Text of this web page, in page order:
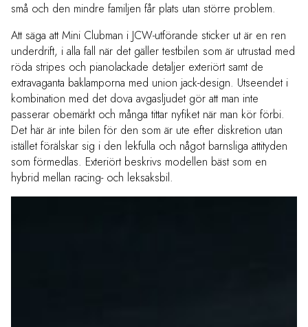
små och den mindre familjen får plats utan större problem.
Att säga att Mini Clubman i JCW-utförande sticker ut är en ren
underdrift, i alla fall när det gäller testbilen som är utrustad med
röda stripes och pianolackade detaljer exteriört samt de
extravaganta baklamporna med union jack-design. Utseendet i
kombination med det dova avgasljudet gör att man inte
passerar obemärkt och många tittar nyfiket när man kör förbi.
Det här är inte bilen för den som är ute efter diskretion utan
istället förälskar sig i den lekfulla och något barnsliga attityden
som förmedlas. Exteriört beskrivs modellen bäst som en
hybrid mellan racing- och leksaksbil.